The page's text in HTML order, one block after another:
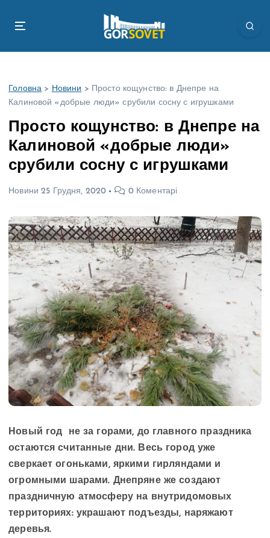
Головна > Новини >
Просто кощунство: в Днепре на
Калиновой «добрые люди» срубили сосну с игрушками
Просто кощунство: в Днепре на
Калиновой «добрые люди»
срубили сосну с игрушками
Новини 25 Грудня, 2020 0 Коментарі
Новый год не за горами, до главного праздника
остаются считанные дни. Весь город уже
сверкает огоньками, яркими гирляндами и
огромными шарами. Днепряне же создают
праздничную атмосферу на внутридомовых
территориях: украшают подъезды, наряжают
деревья.